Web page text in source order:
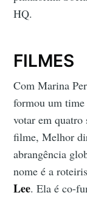
HQ.
FILMES
Com Marina
formou um time
votar em
filme, Melhor
abrangência
nome é a
Lee. Ela é co-